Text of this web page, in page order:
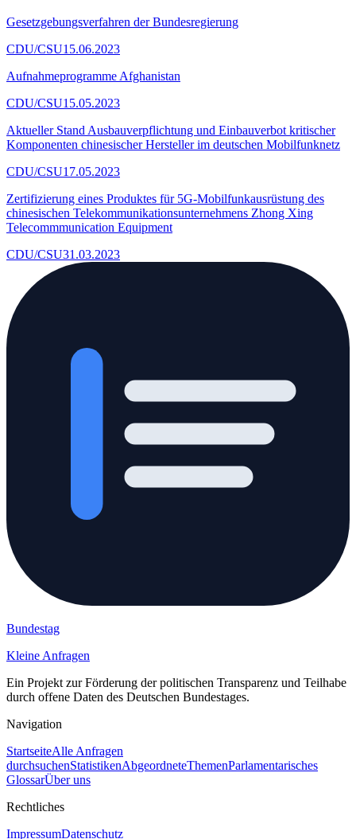
Gesetzgebungsverfahren der Bundesregierung
CDU/CSU15.06.2023
Aufnahmeprogramme Afghanistan
CDU/CSU15.05.2023
Aktueller Stand Ausbauverpflichtung und Einbauverbot kritischer
Komponenten chinesischer Hersteller im deutschen Mobilfunknetz
CDU/CSU17.05.2023
Zertifizierung eines Produktes für 5G-Mobilfunkausrüstung des
chinesischen Telekommunikationsunternehmens Zhong Xing
Telecommmunication Equipment
CDU/CSU31.03.2023
Bundestag
Kleine Anfragen
Ein Projekt zur Förderung der politischen Transparenz und Teilhabe
durch offene Daten des Deutschen Bundestages.
Navigation
StartseiteAlle Anfragen
durchsuchenStatistikenAbgeordneteThemenParlamentarisches
GlossarÜber uns
Rechtliches
ImpressumDatenschutz